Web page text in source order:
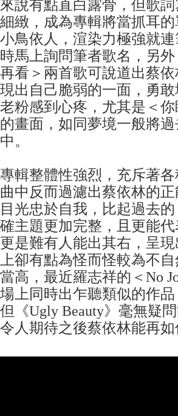
來說有點直白露骨，但歌
細緻，成為專輯將當抓耳
小鳥依人，渲染力極強就
時馬上詢問筆者歌名，另
再看＞兩首歌可說道出蔡
現出自己脆弱的一面，勇
老粉感到心疼，尤其是＜
的畫面，如同夢境一般將
中。
專輯整體性強烈，充斥著
曲中反而過濾出蔡依林的
目光忠於自我，比起過去
確主題更加完整，且更能
更是難有人能出其右，呈
上卻有點為怪而怪較為不
當高，最近羅志祥的＜No
場上同時出乍聽類似的作
但《Ugly Beauty》毫無疑
令人期待之後蔡依林能再